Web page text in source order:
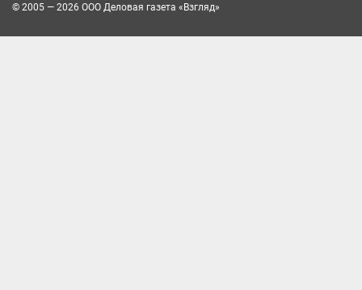
© 2005 — 2026 ООО Деловая газета «Взгляд»